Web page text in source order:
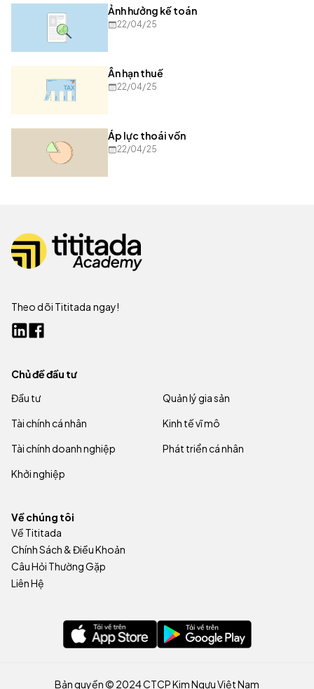
Ảnh hưởng kế toán
22/04/25
Ân hạn thuế
22/04/25
Áp lực thoái vốn
22/04/25
Theo dõi Tititada ngay!
Chủ đề đầu tư
Đầu tư
Quản lý gia sản
Tài chính cá nhân
Kinh tế vĩ mô
Tài chính doanh nghiệp
Phát triển cá nhân
Khởi nghiệp
Về chúng tôi
Về Tititada
Chính Sách & Điều Khoản
Câu Hỏi Thường Gặp
Liên Hệ
Bản quyền © 2024 CTCP Kim Ngưu Việt Nam